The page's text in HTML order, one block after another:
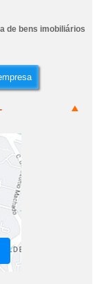
de bens imobiliários